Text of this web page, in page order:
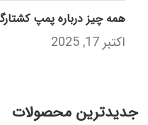
همه چیز درباره پمپ
اکتبر 17, 2025
جدیدترین محصولات